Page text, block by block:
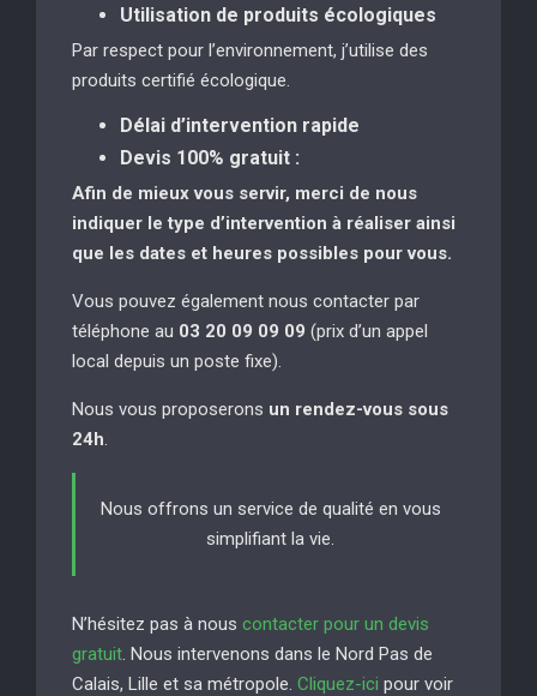
Utilisation de produits écologiques
Par respect pour l’environnement, j’utilise des
produits certifié écologique.
Délai d’intervention rapide
Devis 100% gratuit :
Afin de mieux vous servir, merci de nous
indiquer le type d’intervention à réaliser ainsi
que les dates et heures possibles pour vous.
Vous pouvez également nous contacter par
téléphone au 03 20 09 09 09 (prix d’un appel
local depuis un poste fixe).
Nous vous proposerons un rendez-vous sous
24h
Nous offrons un service de qualité en vous
simplifiant la vie.
N’hésitez pas à nous contacter pour un devis
gratuit . Nous intervenons dans le Nord Pas de
Calais, Lille et sa métropole. Cliquez-ici pour voir